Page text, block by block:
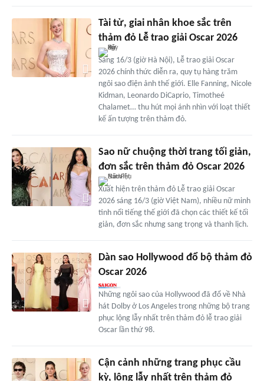
Tài tử, giai nhân khoe sắc trên
thảm đỏ Lễ trao giải Oscar 2026
Sáng 16/3 (giờ Hà Nội), Lễ trao giải Oscar
2026 chính thức diễn ra, quy tụ hàng trăm
ngôi sao điện ảnh thế giới. Elle Fanning, Nicole
Kidman, Leonardo DiCaprio, Timotheé
Chalamet… thu hút mọi ánh nhìn với loạt thiết
kế ấn tượng trên thảm đỏ.
Sao nữ chuộng thời trang tối giản,
đơn sắc trên thảm đỏ Oscar 2026
Xuất hiện trên thảm đỏ Lễ trao giải Oscar
2026 sáng 16/3 (giờ Việt Nam), nhiều nữ minh
tinh nổi tiếng thế giới đã chọn các thiết kế tối
giản, đơn sắc nhưng sang trọng và thanh lịch.
Dàn sao Hollywood đổ bộ thảm đỏ
Oscar 2026
Những ngôi sao của Hollywood đã đổ về Nhà
hát Dolby ở Los Angeles trong những bộ trang
phục lộng lẫy nhất trên thảm đỏ lễ trao giải
Oscar lần thứ 98.
Cận cảnh những trang phục cầu
kỳ, lộng lẫy nhất trên thảm đỏ